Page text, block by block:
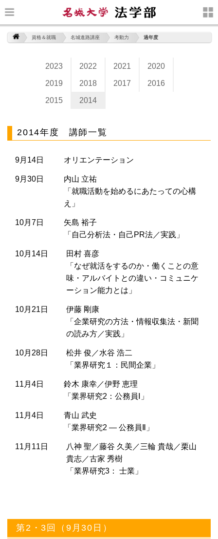
資格＆就職 名城進路講座 考動力 過年度
2023 2022 2021 2020
2019 2018 2017 2016
2015 2014
2014年度 講師一覧
9月14日 オリエンテーション
9月30日
内山 立祐
「就職活動を始めるにあたっての心構
え」
10月7日
矢島 裕子
「自己分析法・自己PR法／実践」
10月14日
田村 喜彦
「なぜ就活をするのか・働くことの意
味・アルバイトとの違い・コミュニケ
ーション能力とは」
10月21日
伊藤 剛康
「企業研究の方法・情報収集法・新聞
の読み方／実践」
10月28日
松井 俊／水谷 浩二
「業界研究１：民間企業」
11月4日
鈴木 康幸／伊野 恵理
「業界研究2：公務員Ⅰ」
11月4日
青山 武史
「業界研究2 ― 公務員Ⅱ」
11月11日
八神 聖／藤谷 久美／三輪 貴哉／栗山
貴志／古家 秀樹
「業界研究3： 士業」
第2・3回（9月30日）